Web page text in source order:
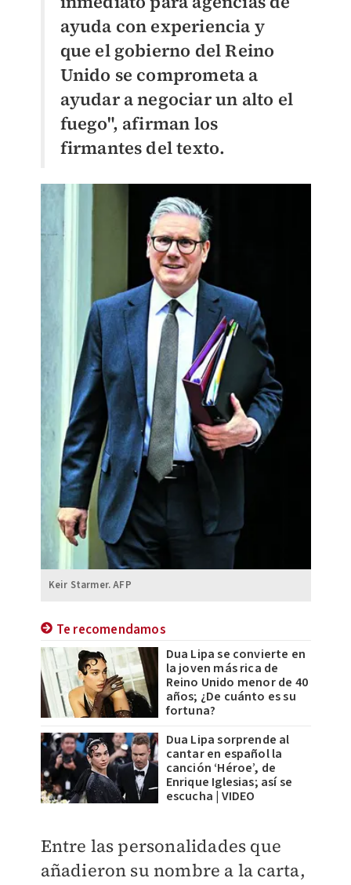
ayuda con experiencia y
que el gobierno del Reino
Unido se comprometa a
ayudar a negociar un alto el
fuego", afirman los
firmantes del texto.
Keir Starmer. AFP
Te recomendamos
Dua Lipa se convierte en
la joven más rica de
Reino Unido menor de 40
años; ¿De cuánto es su
fortuna?
Dua Lipa sorprende al
cantar en español la
canción ‘Héroe’, de
Enrique Iglesias; así se
escucha | VIDEO
Entre las personalidades que
añadieron su nombre a la carta,